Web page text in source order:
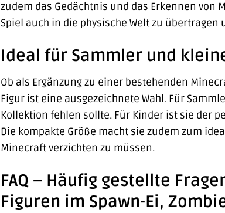
zudem das Gedächtnis und das Erkennen
Spiel auch in die physische Welt zu
Ideal für Sammler und
Ob als Ergänzung zu einer bestehenden
Figur ist eine ausgezeichnete Wahl. Für
Kollektion fehlen sollte. Für Kinder ist sie der
Die kompakte Größe macht sie zudem zum
Minecraft verzichten zu müssen.
FAQ – Häufig gestellte
Figuren im Spawn-Ei,